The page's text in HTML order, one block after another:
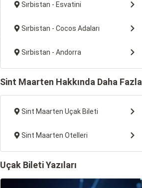
Sırbistan - Esvatini
Sırbistan - Cocos Adaları
Sırbistan - Andorra
Sint Maarten Hakkında Daha Fazla
Sint Maarten Uçak Bileti
Sint Maarten Otelleri
Uçak Bileti Yazıları